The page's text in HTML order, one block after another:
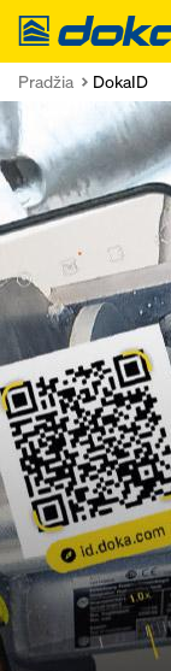
Doka
Pradžia DokaID